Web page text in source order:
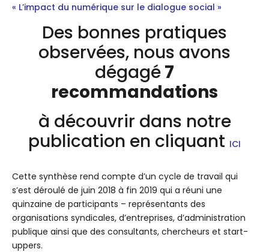
« L’impact du numérique sur le dialogue social »
Des bonnes pratiques
observées, nous avons
dégagé7
recommandations
à découvrir dans notre
publication en cliquant ICI
Cette synthèse rend compte d’un cycle de travail qui
s’est déroulé de juin 2018 à fin 2019 qui a réuni une
quinzaine de participants – représentants des
organisations syndicales, d’entreprises, d’administration
publique ainsi que des consultants, chercheurs et start-
uppers.